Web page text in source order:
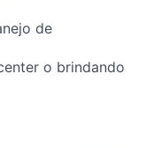
de
o brindando